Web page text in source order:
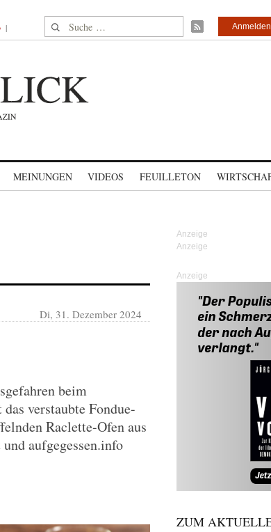
Suche nach: Anmelden
MEINUNGEN VIDEOS FEUILLETON
Di, 31. Dezember 2024
beim
verstaubte Fondue-
Raclette-Ofen aus
aufgegessen.info
Anzeige
ZUM